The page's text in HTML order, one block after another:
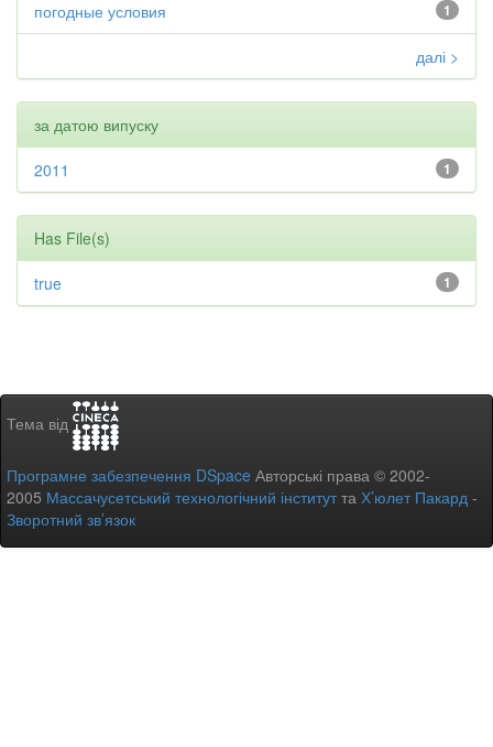
1
погодные условия
далі >
за датою випуску
1
2011
Has File(s)
1
true
Тема від
Програмне забезпечення DSpace Авторські права © 2002-
2005 Массачусетський технологічний інститутта Х’юлет Пакард -
Зворотний зв’язок